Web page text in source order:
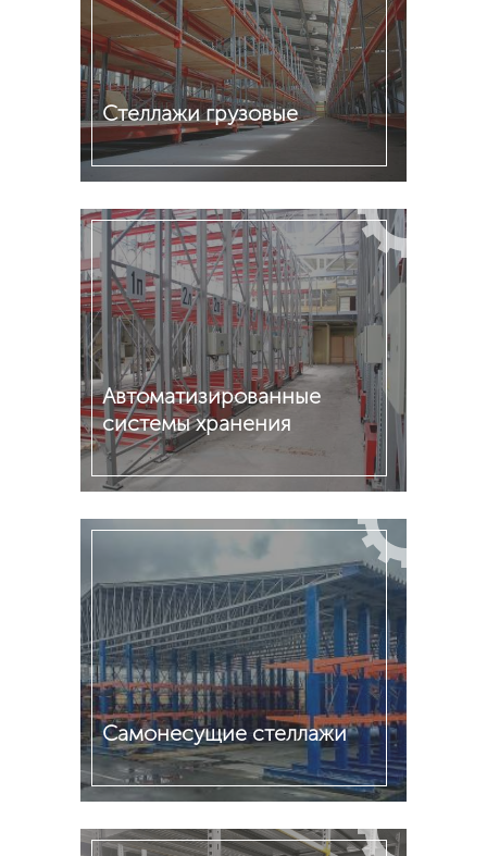
Стеллажи грузовые
Подробнее
Автоматизированные
системы хранения
Подробнее
Cамонесущие стеллажи
Подробнее